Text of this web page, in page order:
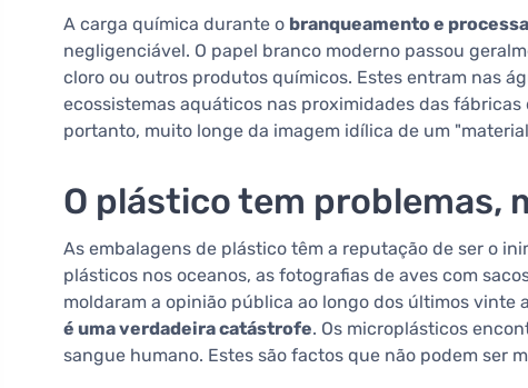
A carga química durante o branqueamento e
negligenciável. O papel branco moderno passou
cloro ou outros produtos químicos. Estes entram nas
ecossistemas aquáticos nas proximidades das
portanto, muito longe da imagem idílica de um
O plástico tem problemas,
As embalagens de plástico têm a reputação de ser o
plásticos nos oceanos, as fotografias de aves com
moldaram a opinião pública ao longo dos últimos vinte
é uma verdadeira catástrofe. Os microplásticos
sangue humano. Estes são factos que não podem ser